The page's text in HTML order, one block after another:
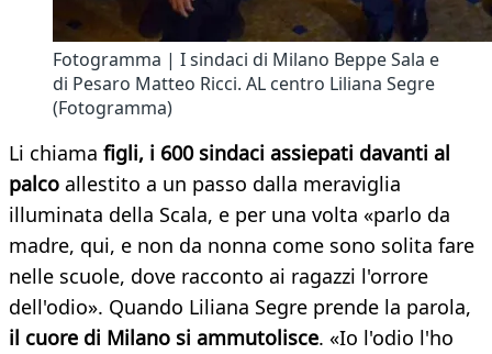
Fotogramma | I sindaci di Milano Beppe Sala e
di Pesaro Matteo Ricci. AL centro Liliana Segre
(Fotogramma)
Li chiama figli, i 600 sindaci assiepati davanti al
palco allestito a un passo dalla meraviglia
illuminata della Scala, e per una volta «parlo da
madre, qui, e non da nonna come sono solita fare
nelle scuole, dove racconto ai ragazzi l'orrore
dell'odio». Quando Liliana Segre prende la parola,
il cuore di Milano si ammutolisce. «Io l'odio l'ho